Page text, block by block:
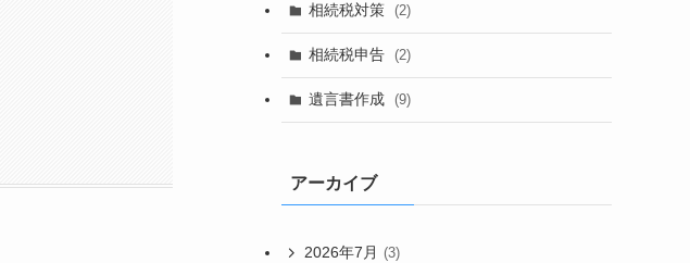
相続税対策 (2)
相続税申告 (2)
遺言書作成 (9)
アーカイブ
2026年7月 (3)